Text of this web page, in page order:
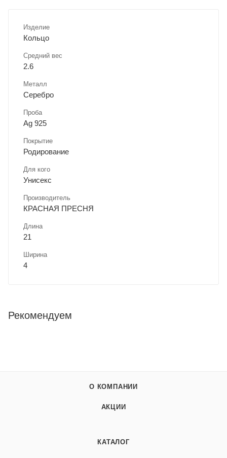
Изделие
Кольцо
Средний вес
2.6
Металл
Серебро
Проба
Ag 925
Покрытие
Родирование
Для кого
Унисекс
Производитель
КРАСНАЯ ПРЕСНЯ
Длина
21
Ширина
4
Рекомендуем
О КОМПАНИИ
АКЦИИ
КАТАЛОГ